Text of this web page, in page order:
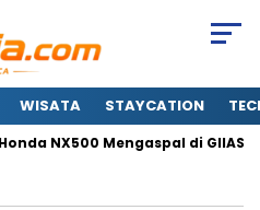
WISATA STAYCATION
NX500 Mengaspal di GIIAS